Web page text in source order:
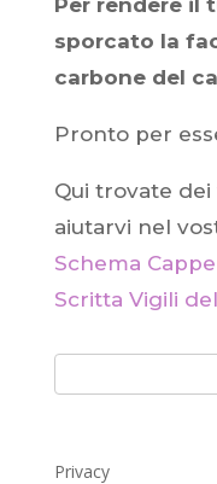
Per rendere il
sporcato la
carbone del
Pronto per
Qui trovate
aiutarvi nel
Schema
Scritta Vigili
Privacy